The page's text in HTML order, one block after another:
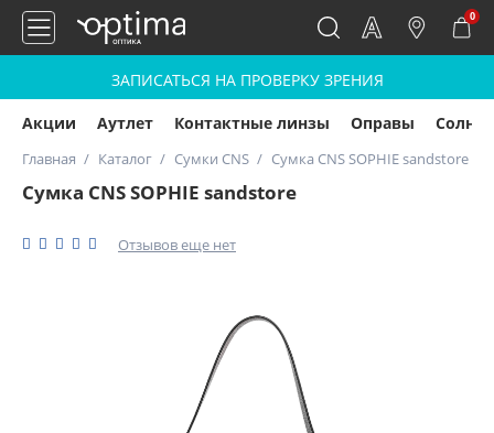
0
ЗАПИСАТЬСЯ НА ПРОВЕРКУ ЗРЕНИЯ
Акции Аутлет Контактные линзы Оправы
Главная Каталог Сумки CNS Сумка CNS SOPHIE sandstore
Сумка CNS SOPHIE sandstore
Отзывов еще нет